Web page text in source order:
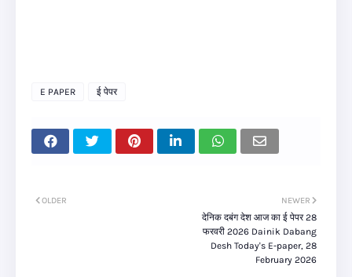
E PAPER ई पेपर
NEWER
देनिक दबंग देश आज का ई पेपर 28
फरवरी 2026 Dainik Dabang
Desh Today's E-paper, 28
February 2026
OLDER